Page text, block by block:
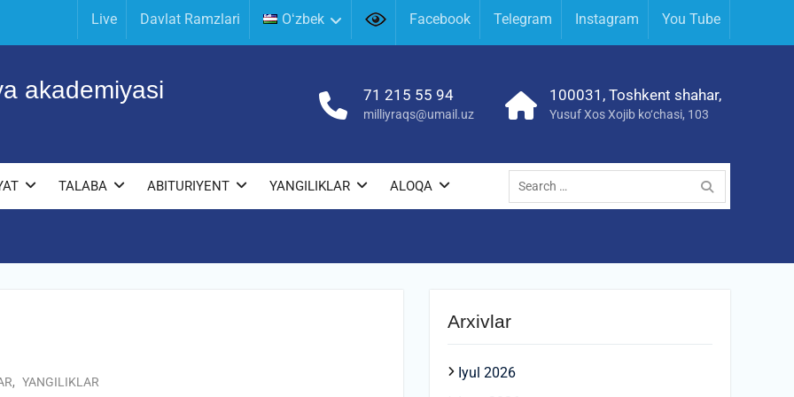
Live Davlat Ramzlari Oʻzbek Facebook Telegram Instagram You Tube
akademiyasi 71 215 55 94
milliyraqs@umail.uz
100031, Toshkent shahar,
Yusuf Xos Xojib ko‘chasi, 103
TALABA ABITURIYENT YANGILIKLAR ALOQA
Search
for:
, YANGILIKLAR
Arxivlar
Iyul 2026